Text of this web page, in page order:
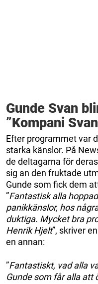
Gunde Svan
”Kompani
Efter programmet var
starka känslor. På
de deltagarna för
sig an den fruktade
Gunde som fick dem
”Fantastisk alla
panikkänslor, hos
duktiga. Mycket bra
Henrik Hjelt”, skriver
en annan:
”Fantastiskt, vad alla
Gunde som får alla att